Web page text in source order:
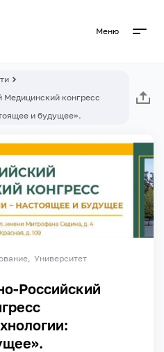
Меню
конгресс
и будущее».
Университет
Российский